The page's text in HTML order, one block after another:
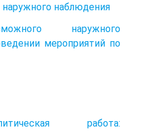
наблюдения
наружного
мероприятий по
работа: